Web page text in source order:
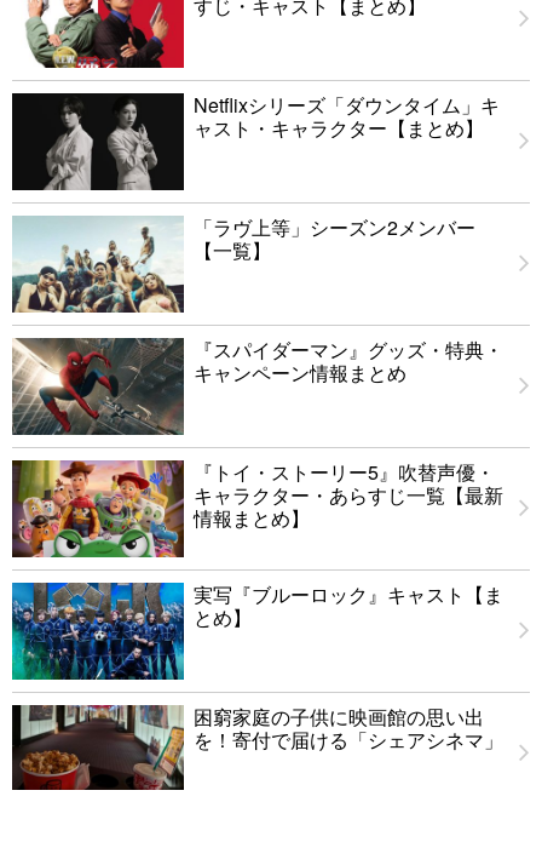
すじ・キャスト【まとめ】
Netflixシリーズ「ダウンタイム」キ
ャスト・キャラクター【まとめ】
「ラヴ上等」シーズン2メンバー
【一覧】
『スパイダーマン』グッズ・特典・
キャンペーン情報まとめ
『トイ・ストーリー5』吹替声優・
キャラクター・あらすじ一覧【最新
情報まとめ】
実写『ブルーロック』キャスト【ま
とめ】
困窮家庭の子供に映画館の思い出
を！寄付で届ける「シェアシネマ」